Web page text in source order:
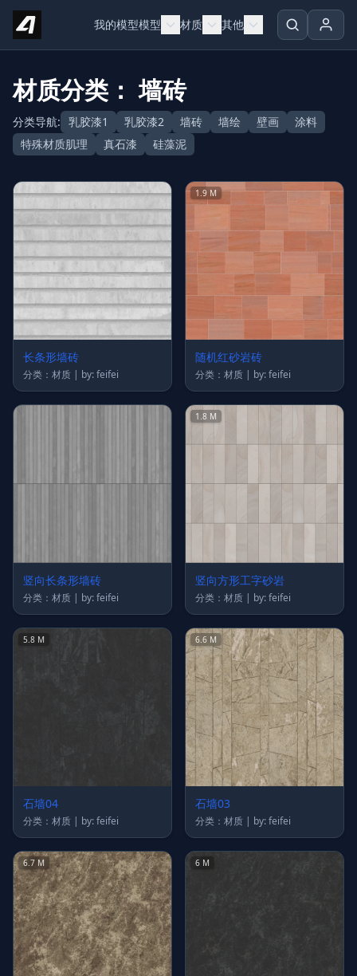
Skip to content
我的模型模型 材质 其他
材质分类： 墙砖
分类导航: 乳胶漆1 乳胶漆2 墙砖 墙绘 壁画
涂料
特殊材质肌理
真石漆 硅藻泥
长条形墙砖
分类：材质 | by: feifei
1.9 M
随机红砂岩砖
分类：材质 | by: feifei
竖向长条形墙砖
分类：材质 | by: feifei
1.8 M
竖向方形工字砂岩
分类：材质 | by: feifei
5.8 M
石墙04
分类：材质 | by: feifei
6.6 M
石墙03
分类：材质 | by: feifei
6.7 M 6 M